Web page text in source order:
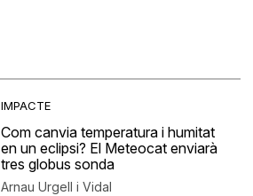
IMPACTE
Com canvia temperatura i humitat
en un eclipsi? El Meteocat enviarà
tres globus sonda
Arnau Urgell i Vidal